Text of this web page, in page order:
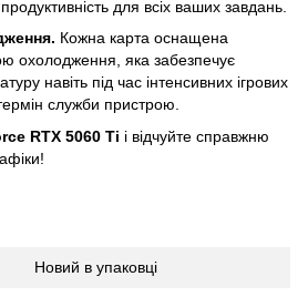
для всіх ваших завдань.
Кожна карта оснащена
охолодження, яка забезпечує
навіть під час інтенсивних ігрових
служби пристрою.
RTX 5060 Ti і відчуйте справжню
Новий в упаковці